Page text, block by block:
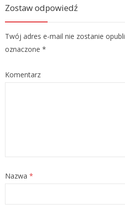
Zostaw odpowiedź
Twój adres e-mail nie zostanie
oznaczone *
Komentarz
Nazwa *